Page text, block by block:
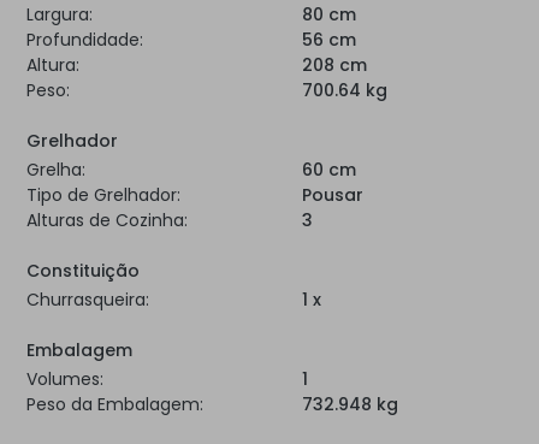
Largura:
80 cm
Profundidade:
56 cm
Altura:
208 cm
Peso:
700.64 kg
Grelhador
Grelha:
60 cm
Tipo de Grelhador:
Pousar
Alturas de Cozinha:
3
Constituição
Churrasqueira:
1 x
Embalagem
Volumes:
1
Peso da Embalagem:
732.948 kg